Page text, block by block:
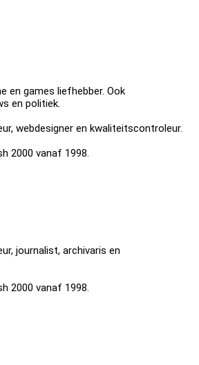
en games liefhebber. Ook
en politiek.
webdesigner en kwaliteitscontroleur.
2000 vanaf 1998.
journalist, archivaris en
2000 vanaf 1998.